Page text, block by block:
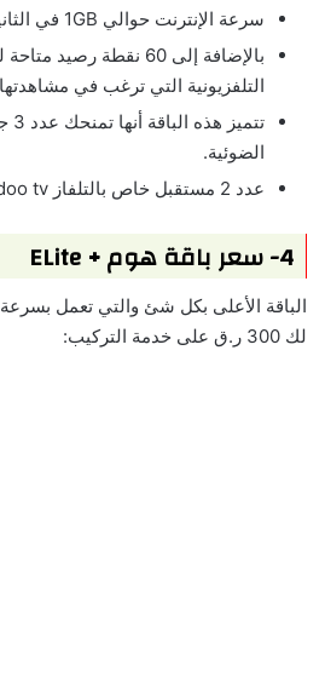
سرعة الإنترنت حوالي 1GB في الثانية الواحدة.
بالإضافة إلى 60 نقطة
التلفزيونية التي ترغب في
الضوئية.
عدد 2 مستقبل خاص بالتلفاز Ooredoo tv.
4- سعر باقة هوم + ELite
الباقة الأعلى بكل شئ والتي تعمل بسرعة
لك 300 ر.ق على خدمة التركيب: